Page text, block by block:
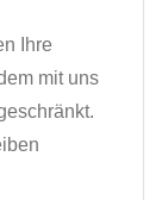
Ihre
mit uns